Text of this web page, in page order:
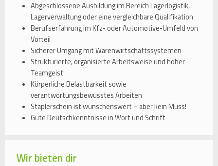
Abgeschlossene Ausbildung im Bereich Lagerlogistik,
Lagerverwaltung oder eine vergleichbare Qualifikation
Berufserfahrung im Kfz- oder Automotive-Umfeld von
Vorteil
Sicherer Umgang mit Warenwirtschaftssystemen
Strukturierte, organisierte Arbeitsweise und hoher
Teamgeist
Körperliche Belastbarkeit sowie
verantwortungsbewusstes Arbeiten
Staplerschein ist wünschenswert – aber kein Muss!
Gute Deutschkenntnisse in Wort und Schrift
Wir bieten dir